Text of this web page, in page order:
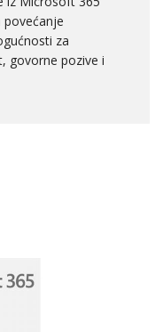
povećanje
za
govorne pozive i